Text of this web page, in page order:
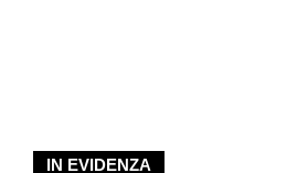
gruppo rap italiano, è stato un
IN EVIDENZA